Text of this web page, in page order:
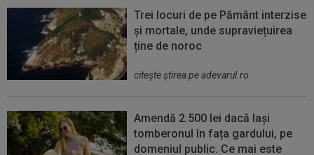
Trei locuri de pe Pământ interzise
și mortale, unde supraviețuirea
ține de noroc
citeşte ştirea pe adevarul.ro
Amendă 2.500 lei dacă lași
tomberonul în fața gardului, pe
domeniul public. Ce mai este